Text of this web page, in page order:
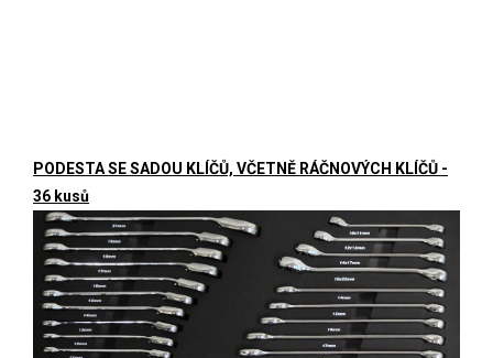
PODESTA SE SADOU KLÍČŮ, VČETNĚ RÁČNOVÝCH KLÍČŮ -
36 kusů